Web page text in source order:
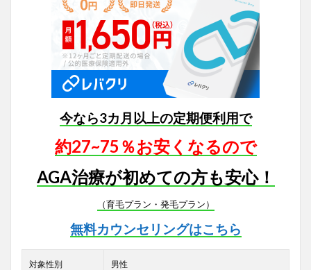
今なら3カ月以上の定期便利用で
約27~75％お安くなるので
AGA治療が初めての方も安心！
（育毛プラン・発毛プラン）
無料カウンセリングはこちら
対象性別 男性